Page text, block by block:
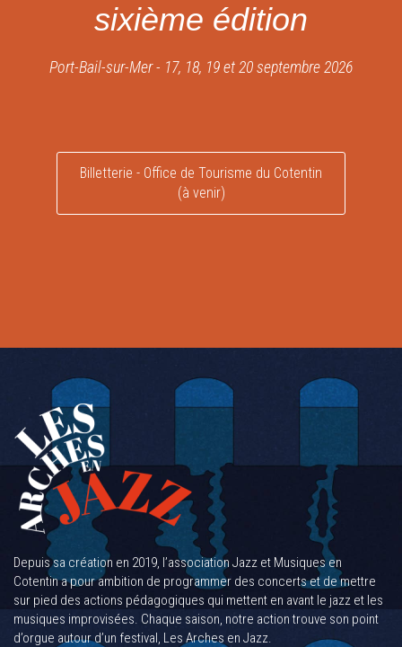
sixième édition
Port-Bail-sur-Mer - 17, 18, 19 et 20 septembre 2026
Billetterie - Office de Tourisme du Cotentin
(à venir)
Depuis sa création en 2019, l’association Jazz et Musiques en
Cotentin a pour ambition de programmer des concerts et de mettre
sur pied des actions pédagogiques qui mettent en avant le jazz et les
musiques improvisées. Chaque saison, notre action trouve son point
d’orgue autour d’un festival, Les Arches en Jazz.